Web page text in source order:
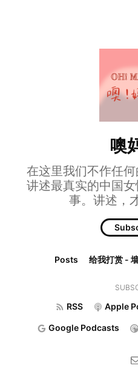
噢
在这里我们不作任
讲述最真实的中国
事。讲述，
Posts 给我打赏 -
RSS Apple
Google Podcasts